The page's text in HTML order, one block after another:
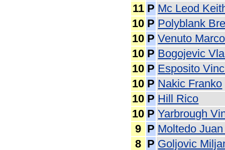
11 P Mc Leod
10 P Polyblank
10 P Venuto Marco
10 P Bogojevic
10 P Esposito
10 P Nakic Franko
10 P Hill Rico
10 P Yarbrough
9 P Moltedo
8 P Goljovic